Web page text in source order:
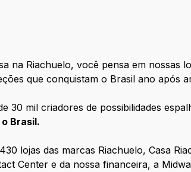
na Riachuelo, você pensa em nossas
que conquistam o Brasil ano após
30 mil criadores de possibilidades
Brasil.
lojas das marcas Riachuelo, Casa
Center e da nossa financeira, a